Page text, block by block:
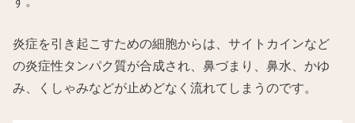
炎症を引き起こすための細胞からは、サイトカインなど
の炎症性タンパク質が合成され、鼻づまり、鼻水、かゆ
み、くしゃみなどが止めどなく流れてしまうのです。